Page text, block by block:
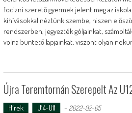
focizni szerető gyermek jelent meg az
kihívásokkal néztünk szembe, hiszen
rendszerben, jegyezték góljainkat,
volna büntető lapjainkat, viszont olyan
Újra Teremtornán Szerepelt Az
Hírek U14-U11 - 2022-02-05